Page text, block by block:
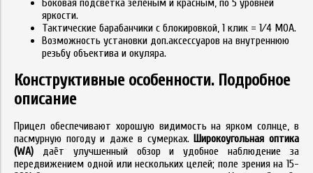
Боковая подсветка зелёным и красным, по 5 уровней
яркости.
Тактические барабанчики с блокировкой, 1 клик = 1⁄4 MOA.
Возможность установки доп.аксессуаров на внутреннюю
резьбу объектива и окуляра.
Конструктивные особенности. Подробное
описание
Прицел обеспечивают хорошую видимость на ярком солнце, в
пасмурную погоду и даже в сумерках.Широкоугольная оптика
(WA) даёт улучшенный обзор и удобное наблюдение за
передвижением одной или нескольких целей; поле зрения на 15-